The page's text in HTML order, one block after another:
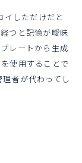
イしただけだと
つと記憶が曖昧
レートから生成
使用することで
者が代わってし